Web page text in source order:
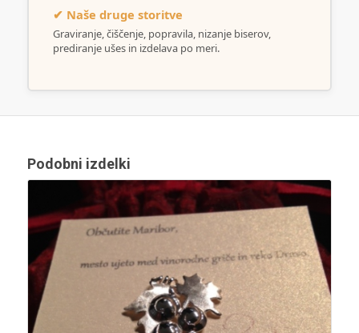
✔ Naše druge storitve
Graviranje, čiščenje, popravila, nizanje biserov,
prediranje ušes in izdelava po meri.
Podobni izdelki